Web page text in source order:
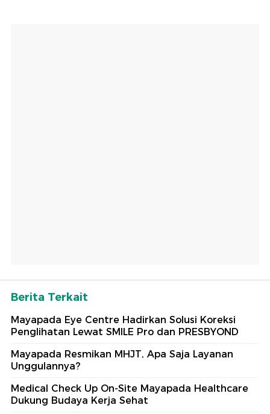
Berita Terkait
Mayapada Eye Centre Hadirkan Solusi Koreksi
Penglihatan Lewat SMILE Pro dan PRESBYOND
Mayapada Resmikan MHJT, Apa Saja Layanan
Unggulannya?
Medical Check Up On-Site Mayapada Healthcare
Dukung Budaya Kerja Sehat